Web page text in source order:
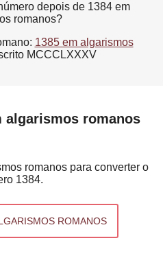
depois de 1384 em
romanos?
1385 em algarismos
MCCCLXXXV
algarismos romanos
romanos para converter o
1384.
ROMANOS